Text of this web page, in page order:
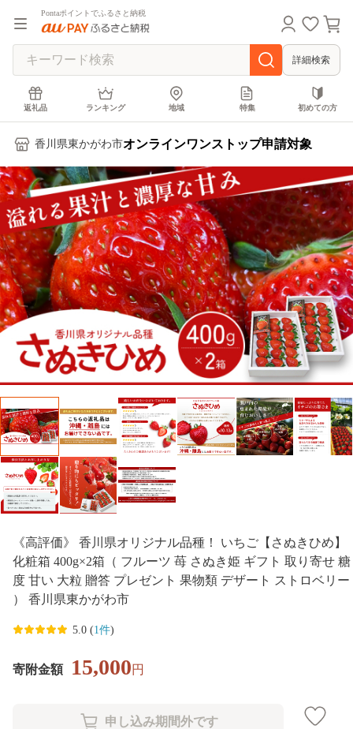
Pontaポイントでふるさと納税
詳細検索
返礼品 ランキング 地域 特集 初めての方
香川県東かがわ市オンラインワンストップ申請対象
《高評価》 香川県オリジナル品種！ いちご【さぬきひめ】
化粧箱 400g×2箱（ フルーツ 苺 さぬき姫 ギフト 取り寄せ 糖
度 甘い 大粒 贈答 プレゼント 果物類 デザート ストロベリー
） 香川県東かがわ市
5.0 (1件)
寄附金額 15,000円